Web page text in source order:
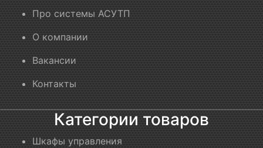
Про системы АСУТП
О компании
Вакансии
Контакты
Категории товаров
Шкафы управления